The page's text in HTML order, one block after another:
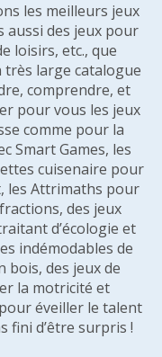
les meilleurs jeux
aussi des jeux pour
loisirs, etc., que
large catalogue
comprendre, et
pour vous les jeux
comme pour la
Smart Games, les
cuisenaire pour
les Attrimaths pour
des jeux
d’écologie et
indémodables de
bois, des jeux de
la motricité et
éveiller le talent
fini d’être surpris !